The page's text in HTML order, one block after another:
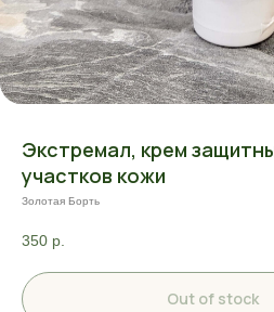
Экстремал, крем
участков кожи
Золотая Борть
350 р.
Out of stock